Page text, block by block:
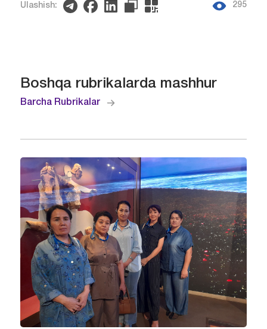
Ulashish: 295
Boshqa rubrikalarda mashhur
Barcha Rubrikalar